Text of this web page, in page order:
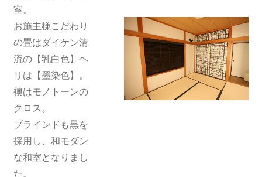
室。
お施主様こだわり
の畳はダイケン清
流の【乳白色】ヘ
リは【墨染色】。
襖はモノトーンの
クロス。
ブラインドも黒を
採用し、和モダン
な和室となりまし
た。